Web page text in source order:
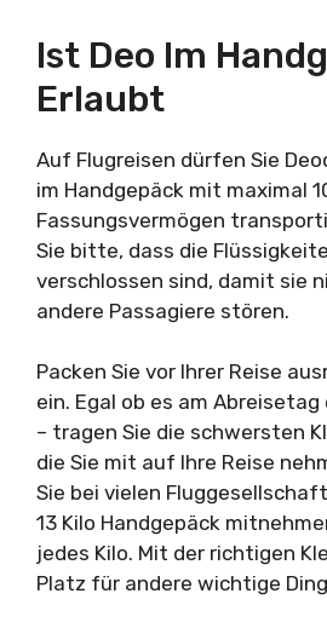
Ist Deo Im
Erlaubt
Auf Flugreisen dürfen Sie
im Handgepäck mit maximal
Fassungsvermögen
Sie bitte, dass die
verschlossen sind, damit sie
andere Passagiere stören.
Packen Sie vor Ihrer Reise
ein. Egal ob es am
– tragen Sie die schwersten
die Sie mit auf Ihre Reise
Sie bei vielen
13 Kilo Handgepäck
jedes Kilo. Mit der richtigen
Platz für andere wichtige